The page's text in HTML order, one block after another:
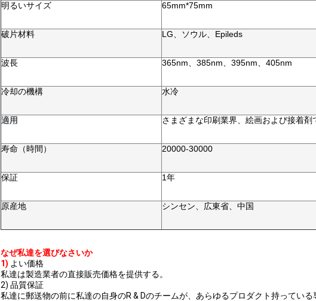
明るいサイズ 65mm*75mm
破片材料 LG、ソウル、Epileds
波長 365nm、385nm、395nm、405nm
冷却の機構 水冷
適用 さまざまな印刷業界、絵画および接着剤
寿命（時間） 20000-30000
保証 1年
原産地 シンセン、広東省、中国
なぜ私達を選びなさいか
1) よい価格
私達は製造業者の直接販売価格を提供する。
2) 品質保証
私達に郵送物の前に私達の自身のR & Dのチームが、あらゆるプロダクト持ってい